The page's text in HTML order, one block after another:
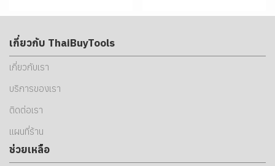
เกี่ยวกับ ThaiBuyTools
เกี่ยวกับเรา
บริการของเรา
ติดต่อเรา
แผนที่ร้าน
ช่วยเหลือ